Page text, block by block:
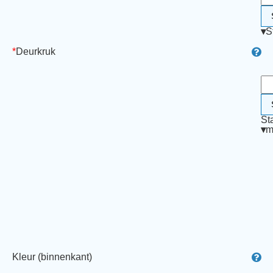
*Deurkruk
▾
Kleur (binnenkant)
▾